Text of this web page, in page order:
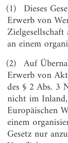
§ 1
§ 2
§ 3
Abschnitt 2
Zuständigkeit
§ 4
§§ 5–6
§ 7
(1) Dieses
Erwerb von
an einem
(2) Auf
Erwerb von
des § 2 Abs. 3
nicht im
Europäischen
einem
Gesetz nur